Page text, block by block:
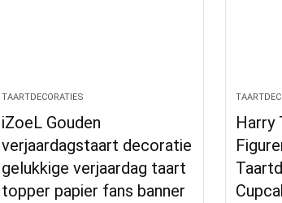
TAARTDECORATIES
iZoeL Gouden
verjaardagstaart decoratie
gelukkige verjaardag taart
topper papier fans banner
Harry